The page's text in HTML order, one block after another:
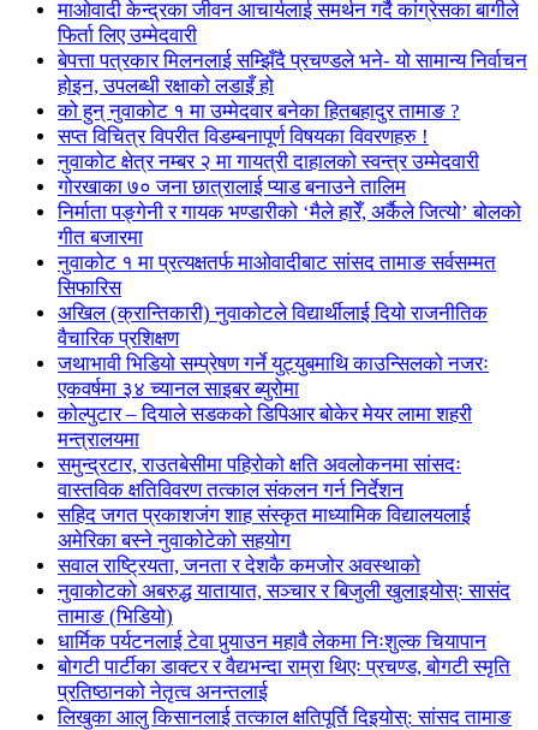
माओवादी केन्द्रका जीवन आचार्यलाई समर्थन गर्दै कांग्रेसका बागीले
फिर्ता लिए उम्मेदवारी
बेपत्ता पत्रकार मिलनलाई सम्झिँदै प्रचण्डले भने- यो सामान्य निर्वाचन
होइन, उपलब्धी रक्षाको लडाइँ हो
को हुन् नुवाकोट १ मा उम्मेदवार बनेका हितबहादुर तामाङ ?
सप्त विचित्र विपरीत विडम्बनापूर्ण विषयका विवरणहरु !
नुवाकोट क्षेत्र नम्बर २ मा गायत्री दाहालको स्वन्त्र उम्मेदवारी
गोरखाका ७० जना छात्रालाई प्याड बनाउने तालिम
निर्माता पङ्गेनी र गायक भण्डारीको ‘मैले हारेँ, अर्कैले जित्यो’ बोलको
गीत बजारमा
नुवाकोट १ मा प्रत्यक्षतर्फ माओवादीबाट सांसद तामाङ सर्वसम्मत
सिफारिस
अखिल (क्रान्तिकारी) नुवाकोटले विद्यार्थीलाई दियो राजनीतिक
वैचारिक प्रशिक्षण
जथाभावी भिडियो सम्प्रेषण गर्ने युट्युबमाथि काउन्सिलको नजरः
एकवर्षमा ३४ च्यानल साइबर ब्युरोमा
कोल्पुटार – दियाले सडकको डिपिआर बोकेर मेयर लामा शहरी
मन्त्रालयमा
समुन्द्रटार, राउतबेसीमा पहिरोको क्षति अवलोकनमा सांसदः
वास्तविक क्षतिविवरण तत्काल संकलन गर्न निर्देशन
सहिद जगत प्रकाशजंग शाह संस्कृत माध्यामिक विद्यालयलाई
अमेरिका बस्ने नुवाकोटेको सहयोग
सवाल राष्ट्रियता, जनता र देशकै कमजोर अवस्थाको
नुवाकोटको अबरुद्ध यातायात, सञ्चार र बिजुली खुलाइयोस्ः सासंद
तामाङ (भिडियो)
धार्मिक पर्यटनलाई टेवा पुर्‍याउन महावै लेकमा निःशुल्क चियापान
बोगटी पार्टीका डाक्टर र वैद्यभन्दा राम्रा थिएः प्रचण्ड, बोगटी स्मृति
प्रतिष्ठानको नेतृत्व अनन्तलाई
लिखुका आलु किसानलाई तत्काल क्षतिपूर्ति दिइयोस्: सांसद तामाङ